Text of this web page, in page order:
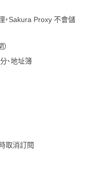
Sakura Proxy 不會儲
、地址簿
取消訂閱